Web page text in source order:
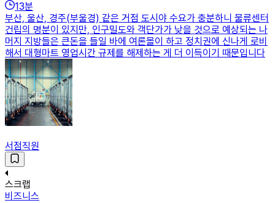
13분
부산, 울산, 경주(부울경) 같은 거점 도시야 수요가 충분하니 물류센터
건립의 명분이 있지만, 인구밀도와 객단가가 낮을 것으로 예상되는 나
머지 지방들은 큰돈을 들일 바에 여론몰이 하고 정치권에 신나게 로비
해서 대형마트 영업시간 규제를 해제하는 게 더 이득이기 때문입니다
서점직원
스크랩
비즈니스